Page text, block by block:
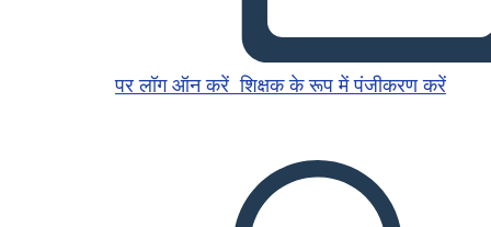
पर लॉग ऑन करें शिक्षक के रूप में पंजीकरण करें